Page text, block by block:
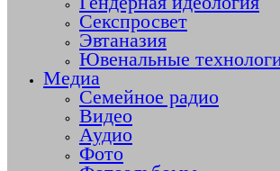
Секспросвет
Эвтаназия
Ювенальные
Медиа
Семейное радио
Видео
Аудио
Фото